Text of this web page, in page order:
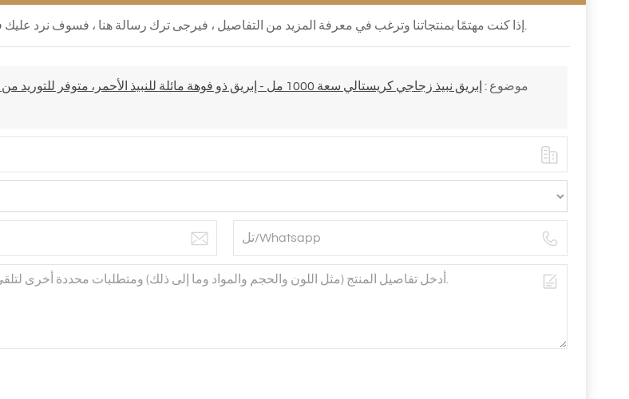
إذا كنت مهتمًا بمنتجاتنا وترغب في معرفة المزيد من التفاصيل ، فيرجى ترك رسالة هنا ، فسوف نرد عليك في أقرب وقت ممكن.
موضوع :
إبريق نبيذ زجاجي كريستالي سعة 1000 مل - إبريق ذو فوهة مائلة للنبيذ الأحمر،